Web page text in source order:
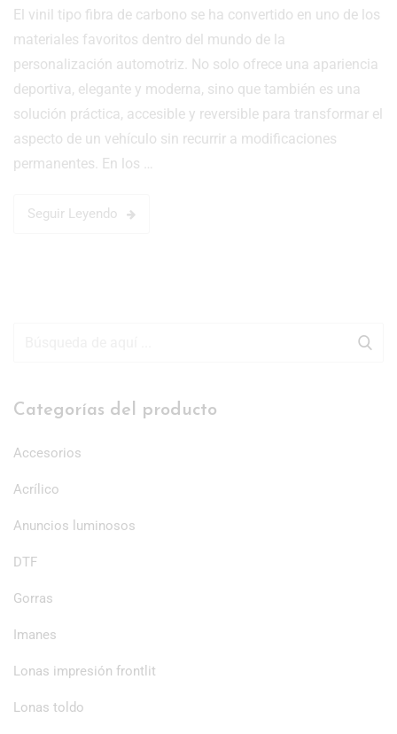
El vinil tipo fibra de carbono se ha convertido en uno de los
materiales favoritos dentro del mundo de la
personalización automotriz. No solo ofrece una apariencia
deportiva, elegante y moderna, sino que también es una
solución práctica, accesible y reversible para transformar el
aspecto de un vehículo sin recurrir a modificaciones
permanentes. En los …
Seguir Leyendo
Categorías del producto
Accesorios
Acrílico
Anuncios luminosos
DTF
Gorras
Imanes
Lonas impresión frontlit
Lonas toldo